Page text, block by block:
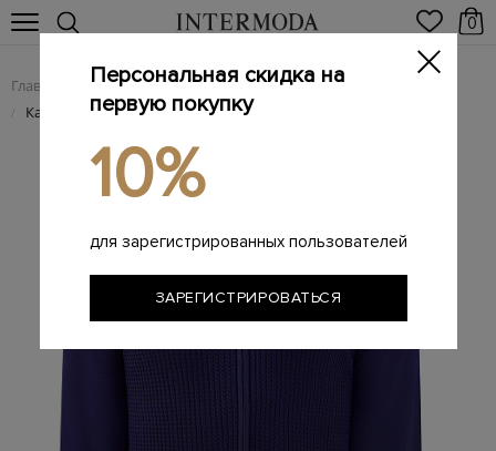
0
Главная Мужчинам / Одежда / Трикотаж
/ Кардиган из хлопковой пряжи с вязаным узором
Персональная скидка на
первую покупку
10%
для зарегистрированных пользователей
ЗАРЕГИСТРИРОВАТЬСЯ